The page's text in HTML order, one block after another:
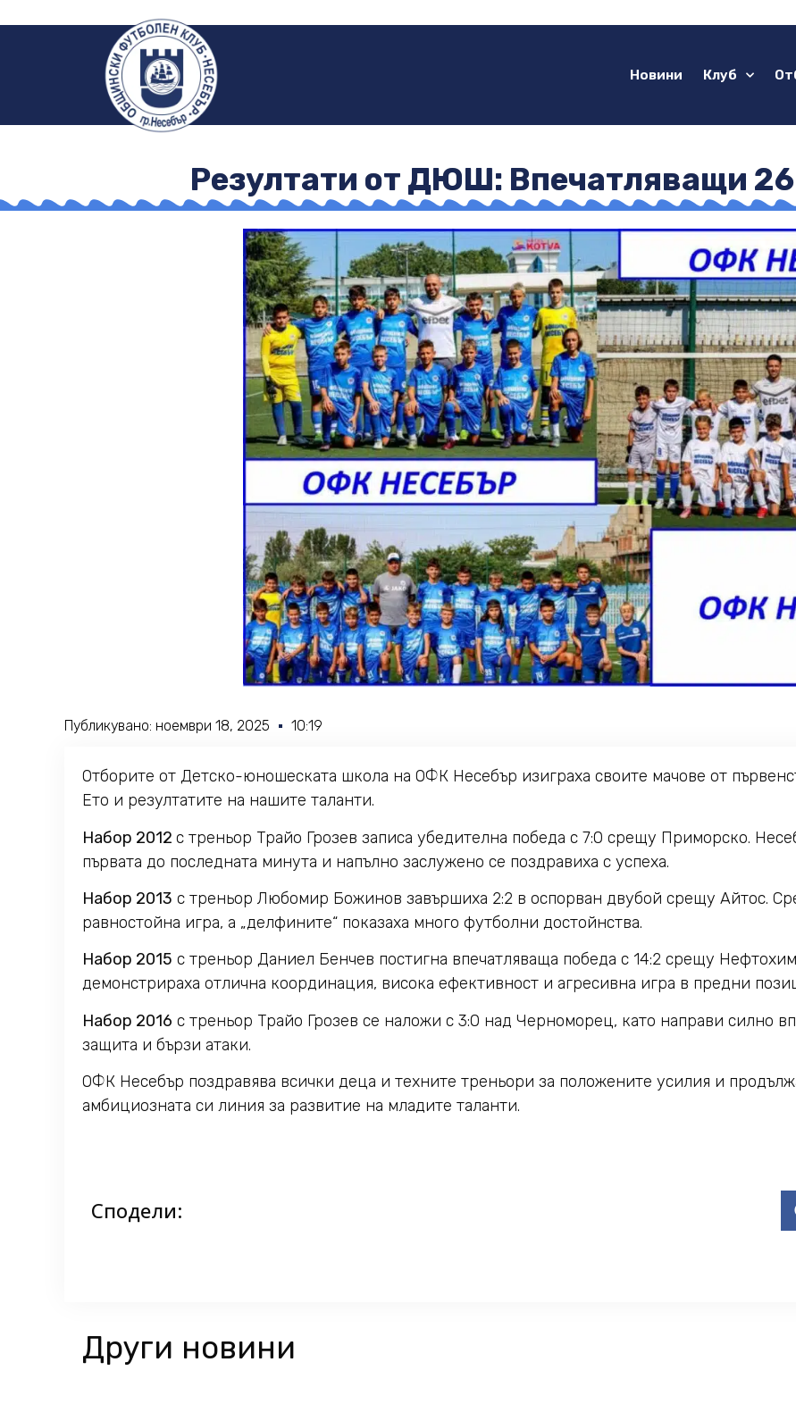
Новини Клуб
Резултати от ДЮШ: Впечатляващи 26
Публикувано: ноември 18, 2025 10:19
Отборите от Детско-юношеската школа на ОФК Несебър изиграха своите мачове от
Ето и резултатите на нашите таланти.
Набор 2012 с треньор Трайо Грозев записа убедителна победа с 7:0 срещу Приморско.
първата до последната минута и напълно заслужено се поздравиха с успеха.
Набор 2013 с треньор Любомир Божинов завършиха 2:2 в оспорван двубой срещу Айтос.
равностойна игра, а „делфините“ показаха много футболни достойнства.
Набор 2015 с треньор Даниел Бенчев постигна впечатляваща победа с 14:2 срещу
демонстрираха отлична координация, висока ефективност и агресивна игра в предни
Набор 2016 с треньор Трайо Грозев се наложи с 3:0 над Черноморец, като направи силно
защита и бързи атаки.
ОФК Несебър поздравява всички деца и техните треньори за положените усилия и
амбициозната си линия за развитие на младите таланти.
Сподели:
Други новини